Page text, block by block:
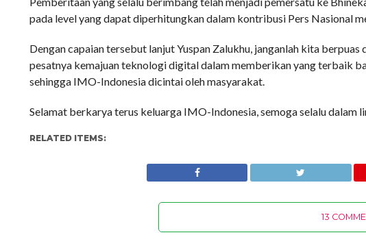
pada level yang dapat diperhitungkan dalam kontribusi Pers Nasional
Dengan capaian tersebut lanjut Yuspan Zalukhu, janganlah kita
pesatnya kemajuan teknologi digital dalam memberikan yang terbaik
sehingga IMO-Indonesia dicintai oleh masyarakat.
Selamat berkarya terus keluarga IMO-Indonesia, semoga selalu dalam
RELATED ITEMS:
13